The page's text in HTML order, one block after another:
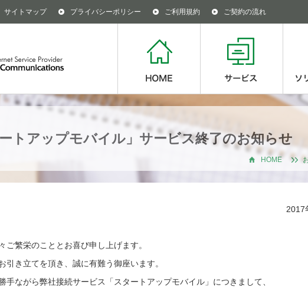
サイトマップ プライバシーポリシー ご利用規約 ご契約の流れ
ートアップモバイル」サービス終了のお知らせ
HOME
2017
繁栄のこととお喜び申し上げます。
き立てを頂き、誠に有難う御座います。
手ながら弊社接続サービス「スタートアップモバイル」につきまして、